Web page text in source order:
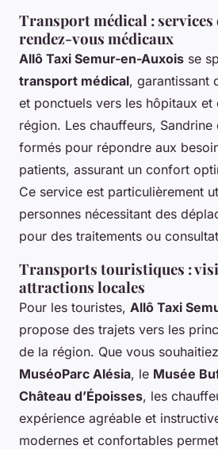
Transport médical : services
rendez-vous médicaux
Allô Taxi Semur-en-Auxois se
transport médical, garantissant
et ponctuels vers les hôpitaux et
région. Les chauffeurs, Sandrine
formés pour répondre aux
patients, assurant un confort
Ce service est particulièrement
personnes nécessitant des
pour des traitements ou
Transports touristiques :
attractions locales
Pour les touristes, Allô Taxi
propose des trajets vers les
de la région. Que vous
MuséoParc Alésia, le Musée
Château d’Époisses, les
expérience agréable et
modernes et confortables